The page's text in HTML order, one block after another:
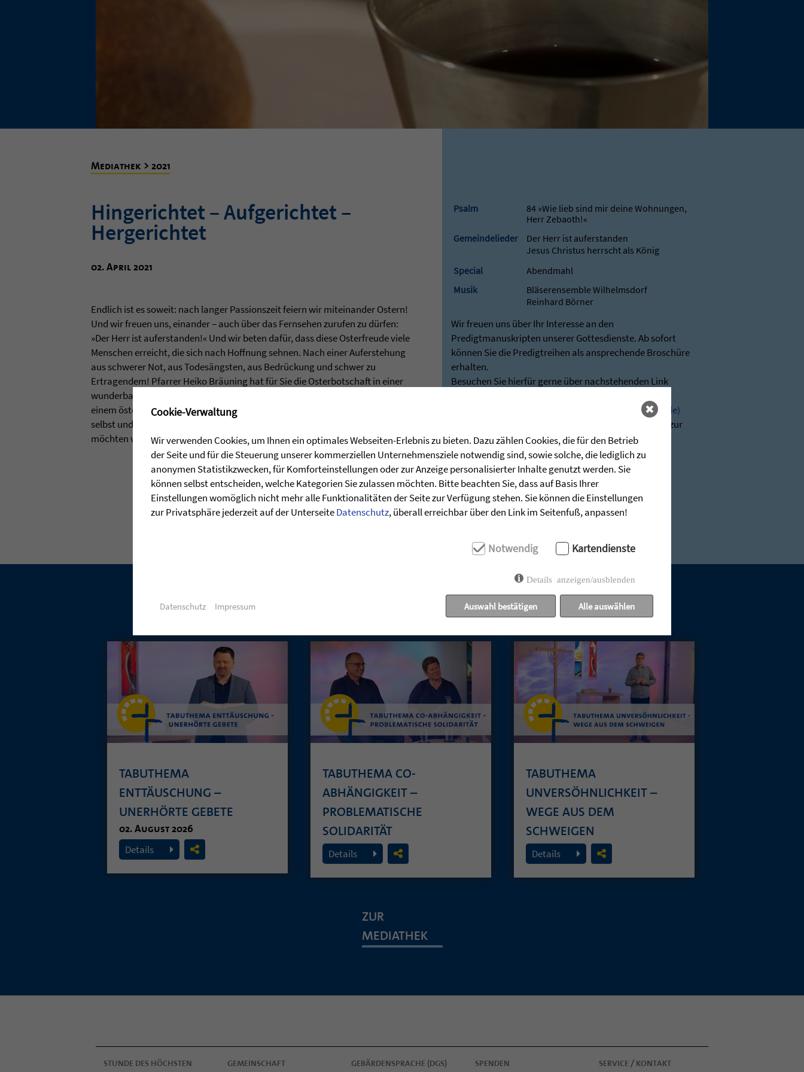
Mediathek > 2021
Hingerichtet – Aufgerichtet –
Hergerichtet
02. April 2021
Endlich ist es soweit: nach langer Passionszeit feiern wir miteinander Ostern!
Und wir freuen uns, einander ‒ auch über das Fernsehen zurufen zu dürfen:
»Der Herr ist auferstanden!« Und wir beten dafür, dass diese Osterfreude viele
Menschen erreicht, die sich nach Hoffnung sehnen. Nach einer Auferstehung
aus schwerer Not, aus Todesängsten, aus Bedrückung und schwer zu
Ertragendem! Pfarrer Heiko Bräuning hat für Sie die Osterbotschaft in einer
wunderbaren Predigt zusammengefasst und lädt Sie in diesem Gottesdienst zu
einem österlichen Abendmahl ein. Der auferstandene Herr Jesus Christus
selbst und höchstpersönlich möchte mit Ihnen Tischgemeinschaft haben. Das
möchten wir gemeinsam feiern!
Psalm
84 »Wie lieb sind mir deine Wohnungen,
Herr Zebaoth!«
Gemeindelieder
Der Herr ist auferstanden
Jesus Christus herrscht als König
Special
Abendmahl
Musik
Bläserensemble Wilhelmsdorf
Reinhard Börner
Wir freuen uns über Ihr Interesse an den
Predigtmanuskripten unserer Gottesdienste. Ab sofort
können Sie die Predigtreihen als ansprechende Broschüre
erhalten.
Besuchen Sie hierfür gerne über nachstehenden Link
Predigten - Die Zieglerschen (stunde-des-hoechsten.de)
Bei Rückfragen stehen wir Ihnen jederzeit sehr gerne zur
Verfügung:
post@stunde-des-hoechsten.de
UNSERE AKTUELLEN GOTTESDIENSTE:
TABUTHEMA
ENTTÄUSCHUNG –
UNERHÖRTE GEBETE
02. August 2026
Details
TABUTHEMA CO-
ABHÄNGIGKEIT –
PROBLEMATISCHE
SOLIDARITÄT
26. Juli 2026
Details
TABUTHEMA
UNVERSÖHNLICHKEIT –
WEGE AUS DEM
SCHWEIGEN
19. Juli 2026
Details
ZUR
MEDIATHEK
STUNDE DES HÖCHSTEN GEMEINSCHAFT GEBÄRDENSPRACHE (DGS) SPENDEN SERVICE / KONTAKT
Cookie-Verwaltung
Wir verwenden Cookies, um Ihnen ein optimales Webseiten-Erlebnis zu bieten. Dazu zählen Cookies, die für den Betrieb
der Seite und für die Steuerung unserer kommerziellen Unternehmensziele notwendig sind, sowie solche, die lediglich zu
anonymen Statistikzwecken, für Komforteinstellungen oder zur Anzeige personalisierter Inhalte genutzt werden. Sie
können selbst entscheiden, welche Kategorien Sie zulassen möchten. Bitte beachten Sie, dass auf Basis Ihrer
Einstellungen womöglich nicht mehr alle Funktionalitäten der Seite zur Verfügung stehen. Sie können die Einstellungen
zur Privatsphäre jederzeit auf der UnterseiteDatenschutz, überall erreichbar über den Link im Seitenfuß, anpassen!
Notwendig Kartendienste
Details anzeigen/ausblenden
Auswahl bestätigen Alle auswählen
Datenschutz Impressum